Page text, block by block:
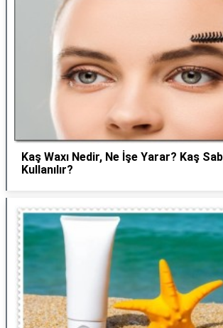
Kaş Waxı Nedir, Ne İşe Yarar? Kaş
Kullanılır?